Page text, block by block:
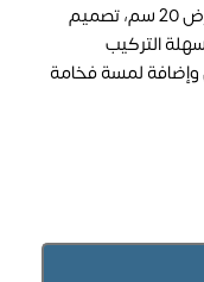
ألواح PVC بديل خشب بسمك 16 مم وعرض 20 سم، تصميم
التركيب
وإضافة لمسة فخامة